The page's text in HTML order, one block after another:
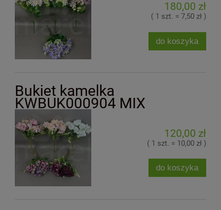
180,00 zł
( 1 szt. = 7,50 zł )
do koszyka
Bukiet kamelka
KWBUK000904 MIX
120,00 zł
( 1 szt. = 10,00 zł )
do koszyka